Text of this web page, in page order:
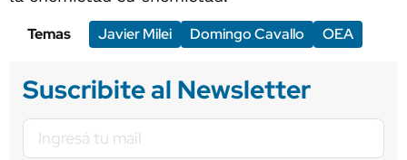
Temas
Javier Milei Domingo Cavallo OEA
Suscribite al Newsletter